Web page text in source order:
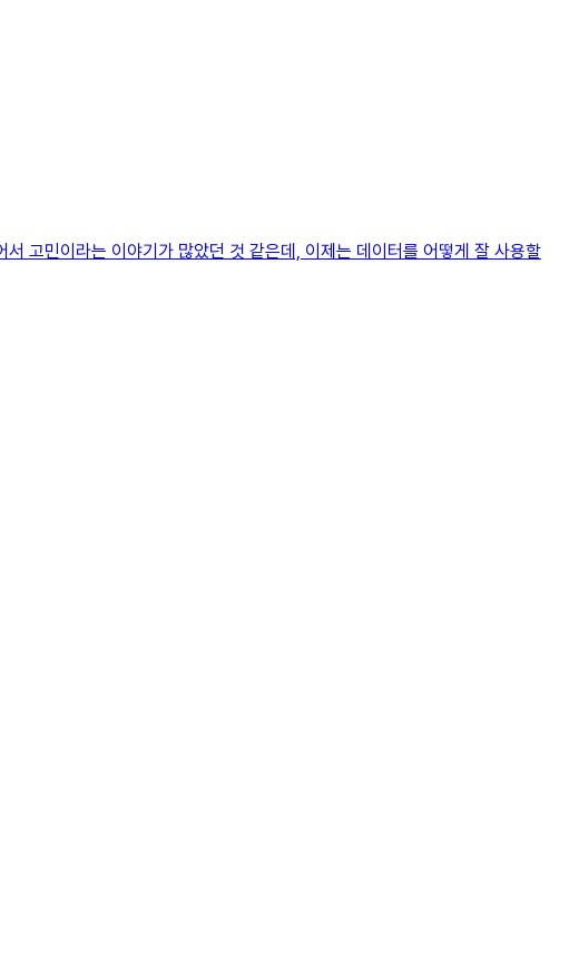
고민이라는 이야기가 많았던 것 같은데, 이제는 데이터를 어떻게 잘 사용할